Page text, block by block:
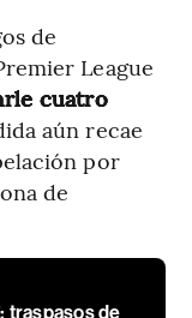
de
League
cuatro
aún recae
por
de
traspasos de